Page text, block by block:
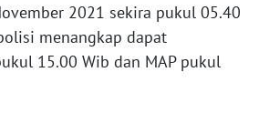
2021 sekira pukul 05.40
menangkap dapat
15.00 Wib dan MAP pukul